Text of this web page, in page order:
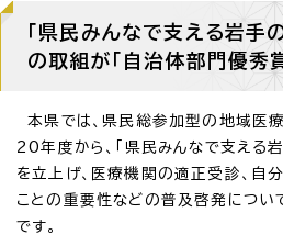
「県民みんなで支える岩手
の取組が「自治体部門優秀
本県では、県民総参加型の地域医
20年度から、「県民みんなで支える
を立上げ、医療機関の適正受診、自
ことの重要性などの普及啓発につい
です。